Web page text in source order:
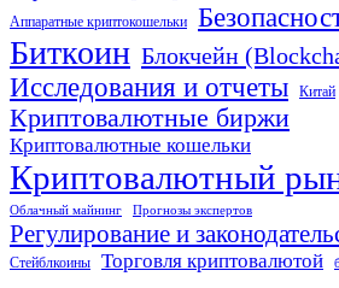
Аппаратные криптокошельки
Биткоин Блокчейн
Исследования и отчеты Китай
Криптовалютные биржи
Криптовалютные кошельки
Криптовалютный
Облачный майнинг Прогнозы экспертов
Регулирование и
Стейблкоины Торговля криптовалютой